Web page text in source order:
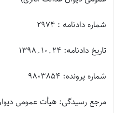
شماره دادنامه : 2974
تاریخ دادنامه: 24؍10؍1398
شماره پرونده: 9803854
مرجع رسیدگی: هیأت عمومی